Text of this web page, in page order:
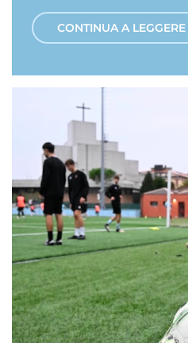
CONTINUA A LEGGERE